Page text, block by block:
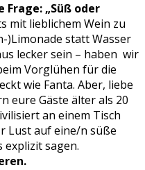
„Süß oder
mit lieblichem Wein zu
statt Wasser
lecker sein – haben wir
Vorglühen für die
wie Fanta. Aber, liebe
eure Gäste älter als 20
an einem Tisch
Lust auf eine/n süße
explizit sagen.